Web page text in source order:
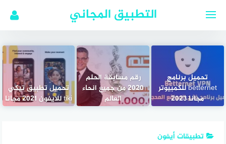
التطبيق المجاني
تحميل برنامج
betternet للكمبيوتر
مجانا 2023
رقم مسابقة الحلم
2020 من جميع انحاء
العالم
تحميل تطبيق تيكي
tiki للايفون 2021 مجانا
تطبيقات أيفون